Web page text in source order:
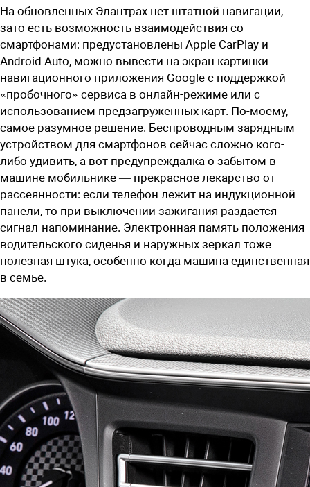
На обновленных Элантрах нет штатной навигации,
зато есть возможность взаимодействия со
смартфонами: предустановлены Apple CarPlay и
Android Auto, можно вывести на экран картинки
навигационного приложения Google с поддержкой
«пробочного» сервиса в онлайн-режиме или с
использованием предзагруженных карт. По-моему,
самое разумное решение. Беспроводным зарядным
устройством для смартфонов сейчас сложно кого-
либо удивить, а вот предупреждалка о забытом в
машине мобильнике — прекрасное лекарство от
рассеянности: если телефон лежит на индукционной
панели, то при выключении зажигания раздается
сигнал-напоминание. Электронная память положения
водительского сиденья и наружных зеркал тоже
полезная штука, особенно когда машина единственная
в семье.